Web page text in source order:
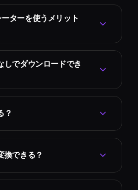
ターを使うメリット
しでダウンロードでき
？
換できる？